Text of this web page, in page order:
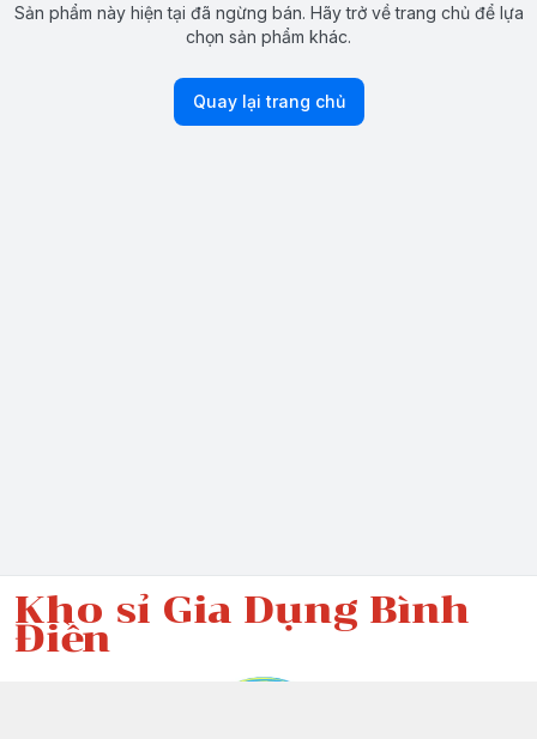
Sản phẩm này hiện tại đã ngừng bán. Hãy trở về trang chủ để lựa
chọn sản phẩm khác.
Quay lại trang chủ
Kho sỉ Gia Dụng Bình
Điền